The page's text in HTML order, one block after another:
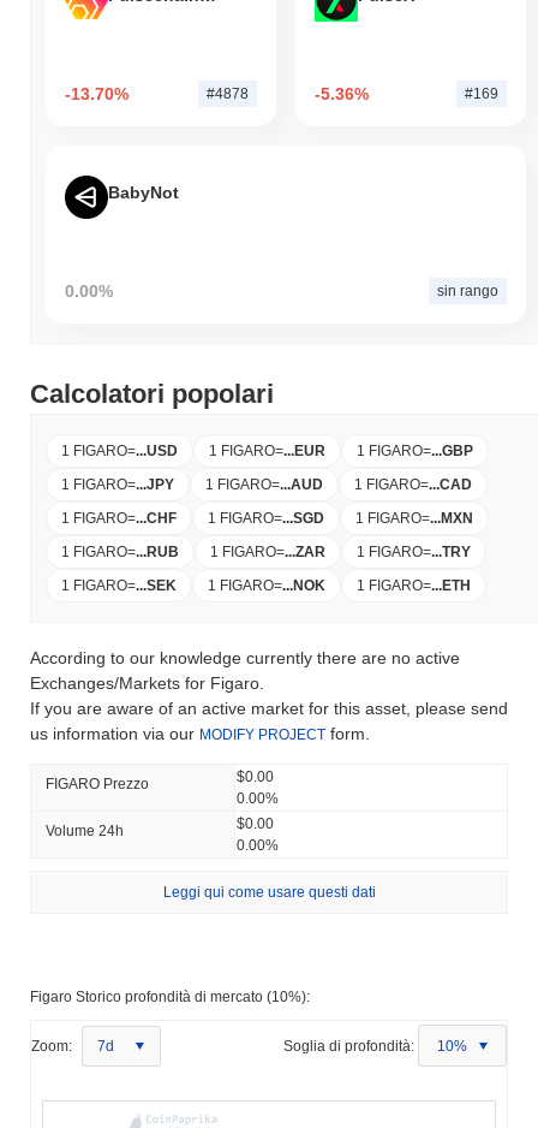
-13.70% #4878 -5.36% #169
BabyNot
0.00% sin rango
Calcolatori popolari
1 FIGARO=...USD 1 FIGARO=...EUR 1 FIGARO=...GBP
1 FIGARO=...JPY 1 FIGARO=...AUD 1 FIGARO=...CAD
1 FIGARO=...CHF 1 FIGARO=...SGD 1 FIGARO=...MXN
1 FIGARO=...RUB 1 FIGARO=...ZAR 1 FIGARO=...TRY
1 FIGARO=...SEK 1 FIGARO=...NOK 1 FIGARO=...ETH
According to our knowledge currently there are no active
Exchanges/Markets for Figaro.
If you are aware of an active market for this asset, please send
us information via our MODIFY PROJECT form.
FIGARO Prezzo
$0.00
0.00%
Volume 24h
$0.00
0.00%
Leggi qui come usare questi dati
Figaro Storico profondità di mercato (10%):
Zoom: 7d Soglia di profondità: 10%